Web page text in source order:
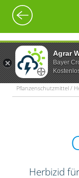
Agrar
Bayer
Pflanzenschutzmittel /
Herbizid